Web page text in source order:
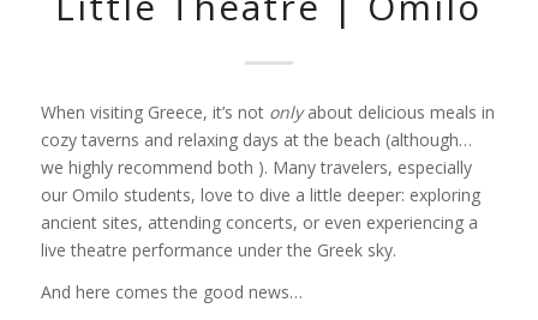
When visiting Greece, it’s not onlyabout delicious meals in
cozy taverns and relaxing days at the beach (although…
we highly recommend both ). Many travelers, especially
our Omilo students, love to dive a little deeper: exploring
ancient sites, attending concerts, or even experiencing a
live theatre performance under the Greek sky.
And here comes the good news…